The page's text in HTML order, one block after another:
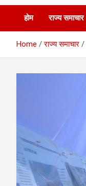
होम राज्य समाचार
Home राज्य समाचार